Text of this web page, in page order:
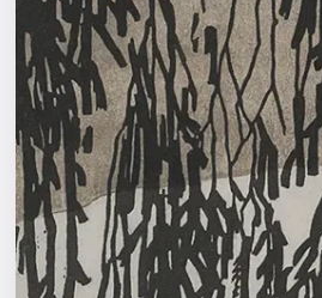
Экскурсии
Спорт
События
Города
Площадки